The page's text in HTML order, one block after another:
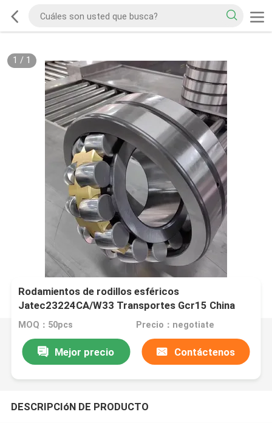
1 / 1
Rodamientos de rodillos esféricos
Jatec23224CA/W33 Transportes Gcr15 China
120×215×76 de la fan
MOQ：50pcs Precio：negotiate
Mejor precio Contáctenos
DESCRIPCIóN DE PRODUCTO